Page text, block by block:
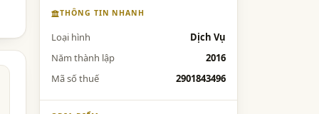
THÔNG TIN NHANH
Loại hình
Dịch Vụ
Năm thành lập
2016
Mã số thuế
2901843496